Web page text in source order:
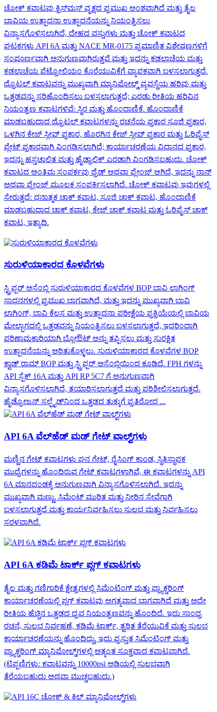
ಚೋಕ್ ಕವಾಟವು ಕ್ರಿಸ್‌ಮಸ್ ವೃಕ್ಷದ ಪ್ರಮುಖ ಅಂಶವಾಗಿದೆ ಮತ್ತು ತೈಲ
ಬಾವಿಯ ಉತ್ಪಾದನಾ ಉತ್ಪಾದನೆಯನ್ನು ನಿಯಂತ್ರಿಸಲು
ವಿನ್ಯಾಸಗೊಳಿಸಲಾಗಿದೆ, ದೇಹದ ವಸ್ತುಗಳು ಮತ್ತು ಚೋಕ್ ಕವಾಟದ
ಘಟಕಗಳು API 6A ಮತ್ತು NACE MR-0175 ಪ್ರಮಾಣಿತ ವಿಶೇಷಣಗಳಿಗೆ
ಸಂಪೂರ್ಣವಾಗಿ ಅನುಗುಣವಾಗಿರುತ್ತವೆ ಮತ್ತು ಇದನ್ನು ಕಡಲಾಚೆಯ ಮತ್ತು
ಕಡಲಾಚೆಯ ಪೆಟ್ರೋಲಿಯಂ ಕೊರೆಯುವಿಕೆಗೆ ವ್ಯಾಪಕವಾಗಿ ಬಳಸಲಾಗುತ್ತದೆ.
ಥ್ರೊಟಲ್ ಕವಾಟವನ್ನು ಮುಖ್ಯವಾಗಿ ಮ್ಯಾನಿಫೋಲ್ಡ್ ವ್ಯವಸ್ಥೆಯ ಹರಿವು ಮತ್ತು
ಒತ್ತಡವನ್ನು ಸರಿಹೊಂದಿಸಲು ಬಳಸಲಾಗುತ್ತದೆ; ಎರಡು ರೀತಿಯ ಹರಿವಿನ
ನಿಯಂತ್ರಣ ಕವಾಟಗಳಿವೆ: ಸ್ಥಿರ ಮತ್ತು ಹೊಂದಾಣಿಕೆ. ಹೊಂದಾಣಿಕೆ
ಮಾಡಬಹುದಾದ ಥ್ರೊಟಲ್ ಕವಾಟಗಳನ್ನು ರಚನೆಯ ಪ್ರಕಾರ ಸೂಜಿ ಪ್ರಕಾರ,
ಒಳಗಿನ ಕೇಜ್ ಸ್ಲೀವ್ ಪ್ರಕಾರ, ಹೊರಗಿನ ಕೇಜ್ ಸ್ಲೀವ್ ಪ್ರಕಾರ ಮತ್ತು ಓರಿಫೈಸ್
ಪ್ಲೇಟ್ ಪ್ರಕಾರವಾಗಿ ವಿಂಗಡಿಸಲಾಗಿದೆ; ಕಾರ್ಯಾಚರಣೆಯ ವಿಧಾನದ ಪ್ರಕಾರ,
ಇದನ್ನು ಹಸ್ತಚಾಲಿತ ಮತ್ತು ಹೈಡ್ರಾಲಿಕ್ ಎರಡಾಗಿ ವಿಂಗಡಿಸಬಹುದು. ಚೋಕ್
ಕವಾಟದ ಅಂತಿಮ ಸಂಪರ್ಕವು ಥ್ರೆಡ್ ಅಥವಾ ಫ್ಲೇಂಜ್ ಆಗಿದೆ, ಇದನ್ನು ನಾನ್
ಅಥವಾ ಫ್ಲೇಂಜ್ ಮೂಲಕ ಸಂಪರ್ಕಿಸಲಾಗಿದೆ. ಚೋಕ್ ಕವಾಟವು ಇವುಗಳಲ್ಲಿ
ಸೇರುತ್ತದೆ: ಧನಾತ್ಮಕ ಚಾಕ್ ಕವಾಟ, ಸೂಜಿ ಚಾಕ್ ಕವಾಟ, ಹೊಂದಾಣಿಕೆ
ಮಾಡಬಹುದಾದ ಚಾಕ್ ಕವಾಟ, ಕೇಜ್ ಚಾಕ್ ಕವಾಟ ಮತ್ತು ಓರಿಫೈಸ್ ಚಾಕ್
ಕವಾಟ, ಇತ್ಯಾದಿ.
ಸುರುಳಿಯಾಕಾರದ ಕೊಳವೆಗಳು
ಸ್ಟ್ರಿಪ್ಪರ್ ಅಸೆಂಬ್ಲಿ ಸುರುಳಿಯಾಕಾರದ ಕೊಳವೆಗಳ BOP ಬಾವಿ ಲಾಗಿಂಗ್
ಸಾಧನಗಳಲ್ಲಿ ಪ್ರಮುಖ ಭಾಗವಾಗಿದೆ, ಮತ್ತು ಇದನ್ನು ಮುಖ್ಯವಾಗಿ ಬಾವಿ
ಲಾಗಿಂಗ್, ಬಾವಿ ಕೆಲಸ ಮತ್ತು ಉತ್ಪಾದನಾ ಪರೀಕ್ಷೆಯ ಪ್ರಕ್ರಿಯೆಯಲ್ಲಿ ಬಾವಿಯ
ಮೇಲ್ಭಾಗದಲ್ಲಿ ಒತ್ತಡವನ್ನು ನಿಯಂತ್ರಿಸಲು ಬಳಸಲಾಗುತ್ತದೆ, ಇದರಿಂದಾಗಿ
ಪರಿಣಾಮಕಾರಿಯಾಗಿ ಬ್ಲೋಔಟ್ ಅನ್ನು ತಪ್ಪಿಸಲು ಮತ್ತು ಸುರಕ್ಷಿತ
ಉತ್ಪಾದನೆಯನ್ನು ಅರಿತುಕೊಳ್ಳಲು. ಸುರುಳಿಯಾಕಾರದ ಕೊಳವೆಗಳ BOP
ಕ್ವಾಡ್ ರಾಮ್ BOP ಮತ್ತು ಸ್ಟ್ರಿಪ್ಪರ್ ಅಸೆಂಬ್ಲಿಯಿಂದ ಕೂಡಿದೆ. FPH ಗಳನ್ನು
API ಸ್ಪೆಕ್ 16A ಮತ್ತು API RP 5C7 ಗೆ ಅನುಗುಣವಾಗಿ
ವಿನ್ಯಾಸಗೊಳಿಸಲಾಗಿದೆ, ತಯಾರಿಸಲಾಗುತ್ತದೆ ಮತ್ತು ಪರಿಶೀಲಿಸಲಾಗುತ್ತದೆ.
ಹೈಡ್ರೋಜನ್ ಸಲ್ಫೈಡ್‌ನಿಂದ ಒತ್ತಡದ ತುಕ್ಕುಗೆ ಪ್ರತಿರೋಧ ...
API 6A ವೆಲ್‌ಹೆಡ್ ಮಡ್ ಗೇಟ್ ವಾಲ್ವ್‌ಗಳು
ಮಣ್ಣಿನ ಗೇಟ್ ಕವಾಟಗಳು ಘನ ಗೇಟ್, ರೈಸಿಂಗ್ ಕಾಂಡ, ಸ್ಥಿತಿಸ್ಥಾಪಕ
ಮುದ್ರೆಗಳನ್ನು ಹೊಂದಿರುವ ಗೇಟ್ ಕವಾಟಗಳಾಗಿವೆ, ಈ ಕವಾಟಗಳನ್ನು API
6A ಮಾನದಂಡಕ್ಕೆ ಅನುಗುಣವಾಗಿ ವಿನ್ಯಾಸಗೊಳಿಸಲಾಗಿದೆ. ಇದನ್ನು
ಮುಖ್ಯವಾಗಿ ಮಣ್ಣು, ಸಿಮೆಂಟ್ ಮುರಿತ ಮತ್ತು ನೀರಿನ ಸೇವೆಗಾಗಿ
ಬಳಸಲಾಗುತ್ತದೆ ಮತ್ತು ಕಾರ್ಯನಿರ್ವಹಿಸಲು ಸುಲಭ ಮತ್ತು ನಿರ್ವಹಿಸಲು
ಸರಳವಾಗಿದೆ.
API 6A ಕಡಿಮೆ ಟಾರ್ಕ್ ಪ್ಲಗ್ ಕವಾಟಗಳು
ತೈಲ ಮತ್ತು ಗಣಿಗಾರಿಕೆ ಕ್ಷೇತ್ರಗಳಲ್ಲಿ ಸಿಮೆಂಟಿಂಗ್ ಮತ್ತು ಫ್ರ್ಯಾಕ್ಚರಿಂಗ್
ಕಾರ್ಯಾಚರಣೆಯಲ್ಲಿ ಪ್ಲಗ್ ಕವಾಟವು ಅಗತ್ಯವಾದ ಭಾಗವಾಗಿದೆ ಮತ್ತು ಅದೇ
ರೀತಿಯ ಹೆಚ್ಚಿನ ಒತ್ತಡದ ದ್ರವ ನಿಯಂತ್ರಣವನ್ನು ಹೊಂದಿದೆ. ಇದು ಸಾಂದ್ರ
ರಚನೆ, ಸುಲಭ ನಿರ್ವಹಣೆ, ಕಡಿಮೆ ಟಾರ್ಕ್, ತ್ವರಿತ ತೆರೆಯುವಿಕೆ ಮತ್ತು ಸುಲಭ
ಕಾರ್ಯಾಚರಣೆಯನ್ನು ಹೊಂದಿದ್ದು, ಇದು ಪ್ರಸ್ತುತ ಸಿಮೆಂಟಿಂಗ್ ಮತ್ತು
ಫ್ರ್ಯಾಕ್ಚರಿಂಗ್ ಮ್ಯಾನಿಫೋಲ್ಡ್‌ಗಳಲ್ಲಿ ಅತ್ಯಂತ ಸೂಕ್ತವಾದ ಕವಾಟವಾಗಿದೆ.
(ಟಿಪ್ಪಣಿಗಳು: ಕವಾಟವನ್ನು 10000psi ಅಡಿಯಲ್ಲಿ ಸುಲಭವಾಗಿ
ತೆರೆಯಬಹುದು ಅಥವಾ ಮುಚ್ಚಬಹುದು.)